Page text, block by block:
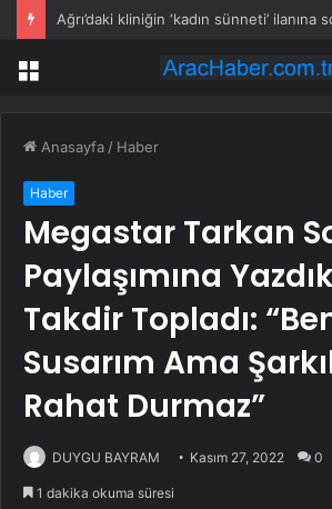
Ağrı’daki kliniğin ‘kadın sünneti’ ilanına
Menü
Anasayfa / Haber
Haber
Megastar Tarkan
Paylaşımına
Takdir Topladı:
Susarım Ama
Rahat Durmaz”
DUYGU BAYRAM Kasım 27, 2022 0
1 dakika okuma süresi